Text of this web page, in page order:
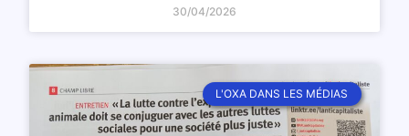
30/04/2026
L'OXA DANS LES MÉDIAS